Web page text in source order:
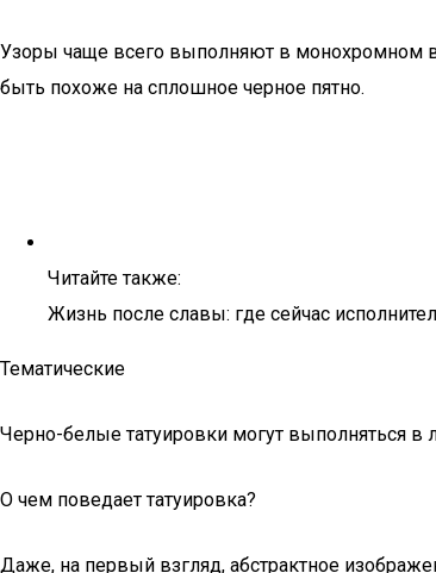
Узоры чаще всего выполняют в монохромном
быть похоже на сплошное черное пятно.
Читайте также:
Жизнь после славы: где сейчас
Тематические
Черно-белые татуировки могут выполняться
О чем поведает татуировка?
Даже, на первый взгляд, абстрактное